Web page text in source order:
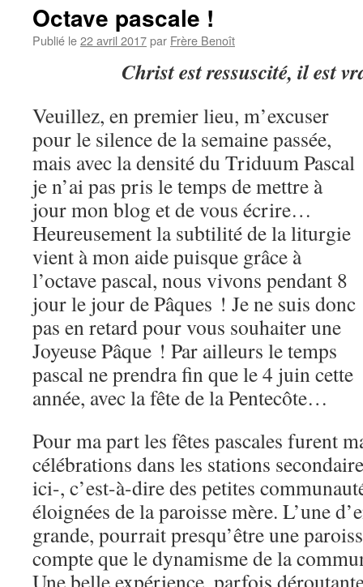
Octave pascale !
Publié le22 avril 2017par Frère Benoît
Christ est ressuscité, il est
Veuillez, en premier lieu, m’excuser
pour le silence de la semaine passée,
mais avec la densité du Triduum Pascal
je n’ai pas pris le temps de mettre à
jour mon blog et de vous écrire…
Heureusement la subtilité de la liturgie
vient à mon aide puisque grâce à
l’octave pascal, nous vivons pendant 8
jour le jour de Pâques ! Je ne suis donc
pas en retard pour vous souhaiter une
Joyeuse Pâque ! Par ailleurs le temps
pascal ne prendra fin que le 4 juin cette
année, avec la fête de la Pentecôte…
Pour ma part les fêtes pascales furent
célébrations dans les stations
ici-, c’est-à-dire des petites
éloignées de la paroisse mère. L’une
grande, pourrait presqu’être une
compte que le dynamisme de la